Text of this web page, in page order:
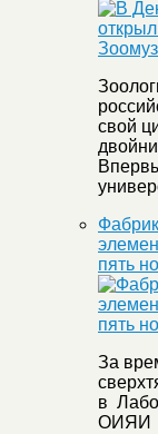
свой
пять
За
в
ОИЯИ